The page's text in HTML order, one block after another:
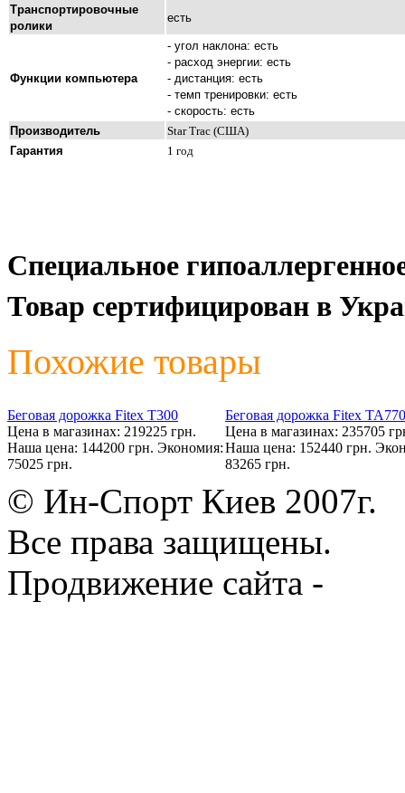
Транспортировочные
ролики
есть
Функции компьютера
- угол наклона: есть
- расход энергии: есть
- дистанция: есть
- темп тренировки: есть
- скорость: есть
Производитель
Star Trac (США)
Гарантия
1 год
Специальное
Товар сертифицирован в
Похожие товары
Беговая дорожка Fitex T300
Цена в магазинах: 219225 грн.
Наша цена: 144200 грн. Экономия:
75025 грн.
Беговая дорожка Fitex TA770
Цена в магазинах: 235705
Наша цена: 152440 грн.
83265 грн.
© Ин-Спорт Киев 2007г.
Все права защищены.
Продвижение сайта -